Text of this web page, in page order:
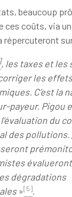
beaucoup
ces coûts, via
répercuteront
, les taxes et les
les
C’est la
payeur. Pigou
du
des
dégradations
»[5]